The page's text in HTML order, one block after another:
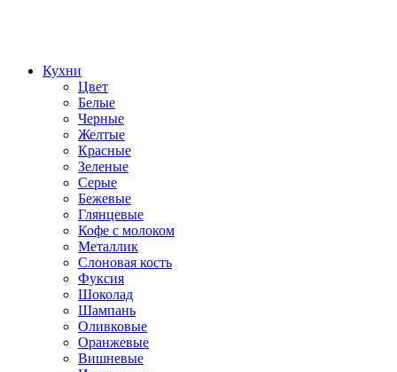
Кухни
Цвет
Белые
Черные
Желтые
Красные
Зеленые
Серые
Бежевые
Глянцевые
Кофе с молоком
Металлик
Слоновая кость
Фуксия
Шоколад
Шампань
Оливковые
Оранжевые
Вишневые